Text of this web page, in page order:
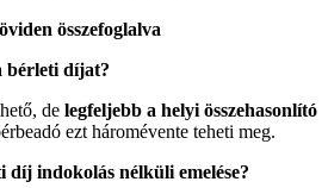
összefoglalva
bérleti díjat?
de legfeljebb a helyi összehasonlító
ezt háromévente teheti meg.
díj indokolás nélküli emelése?